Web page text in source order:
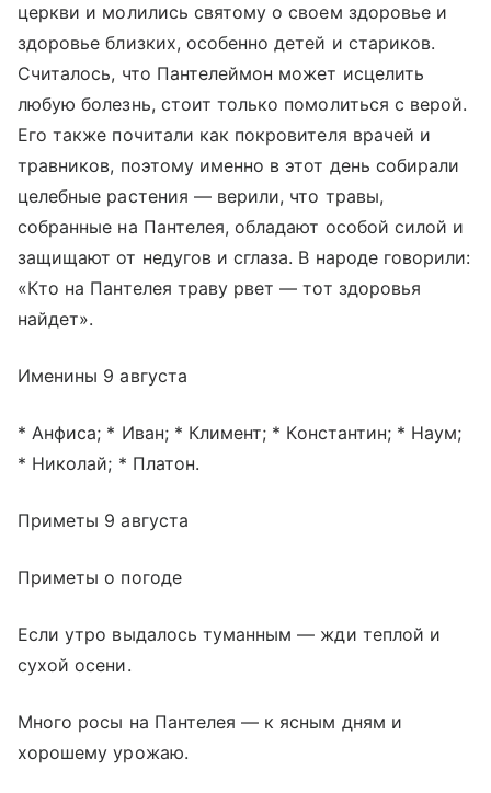
церкви и молились святому о своем здоровье и
здоровье близких, особенно детей и стариков.
Считалось, что Пантелеймон может исцелить
любую болезнь, стоит только помолиться с верой.
Его также почитали как покровителя врачей и
травников, поэтому именно в этот день собирали
целебные растения — верили, что травы,
собранные на Пантелея, обладают особой силой и
защищают от недугов и сглаза. В народе говорили:
«Кто на Пантелея траву рвет — тот здоровья
найдет».
Именины 9 августа
* Анфиса; * Иван; * Климент; * Константин; * Наум;
* Николай; * Платон.
Приметы 9 августа
Приметы о погоде
Если утро выдалось туманным — жди теплой и
сухой осени.
Много росы на Пантелея — к ясным дням и
хорошему урожаю.